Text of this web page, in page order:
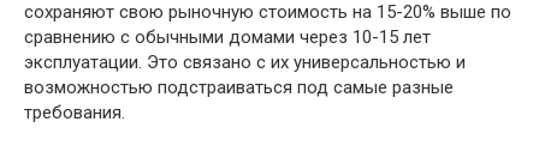
сохраняют свою рыночную стоимость на 15-20% выше по
сравнению с обычными домами через 10-15 лет
эксплуатации. Это связано с их универсальностью и
возможностью подстраиваться под самые разные
требования.